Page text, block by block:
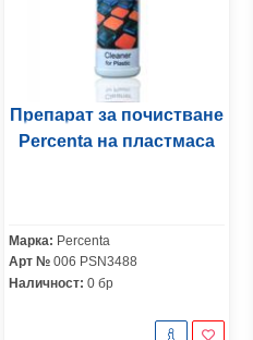
Препарат за почистване
Percenta на пластмаса
Марка: Percenta
Арт № 006 PSN3488
Наличност: 0 бр